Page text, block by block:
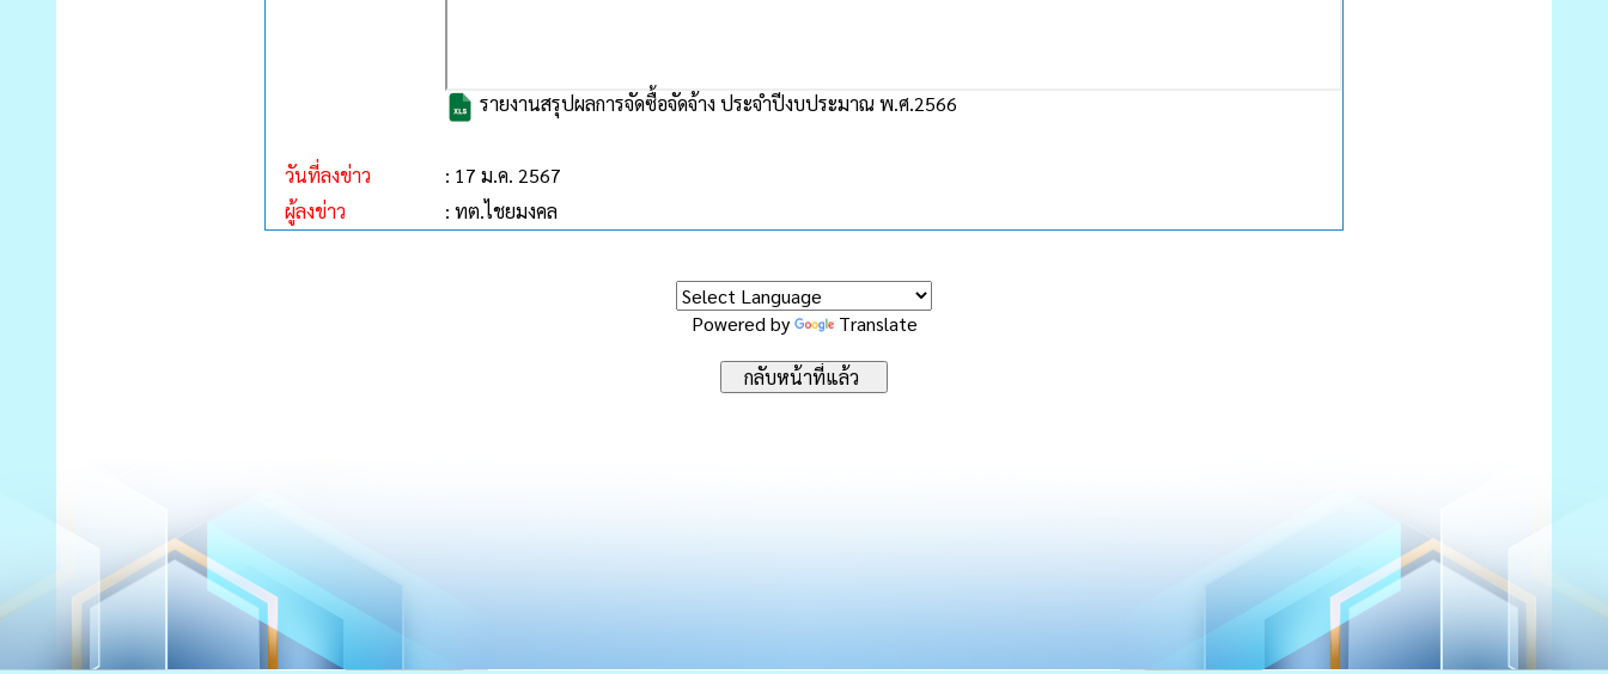
รายงานสรุปผลการจัดซื้อจัดจ้าง ประจำปีงบประมาณ พ.ศ.2566
วันที่ลงข่าว
: 17 ม.ค. 2567
ผู้ลงข่าว
: ทต.ไชยมงคล
Powered by Translate